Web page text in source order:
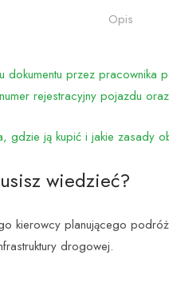
Opis
dokumentu przez
rejestracyjny pojazdu
gdzie ją kupić i jakie zasady
wiedzieć?
kierowcy planującego
drogowej.